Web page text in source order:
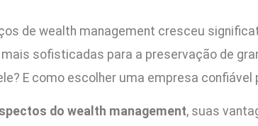
de wealth management cresceu
sofisticadas para a preservação de
E como escolher uma empresa
do wealth management, suas